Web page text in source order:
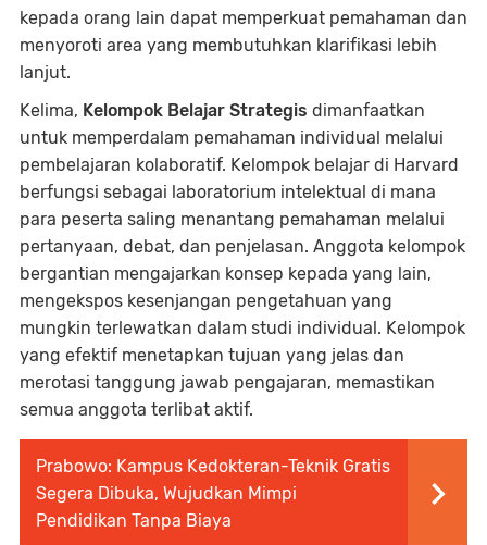
kepada orang lain dapat memperkuat pemahaman dan
menyoroti area yang membutuhkan klarifikasi lebih
lanjut.
Kelima, Kelompok Belajar Strategis dimanfaatkan
untuk memperdalam pemahaman individual melalui
pembelajaran kolaboratif. Kelompok belajar di Harvard
berfungsi sebagai laboratorium intelektual di mana
para peserta saling menantang pemahaman melalui
pertanyaan, debat, dan penjelasan. Anggota kelompok
bergantian mengajarkan konsep kepada yang lain,
mengekspos kesenjangan pengetahuan yang
mungkin terlewatkan dalam studi individual. Kelompok
yang efektif menetapkan tujuan yang jelas dan
merotasi tanggung jawab pengajaran, memastikan
semua anggota terlibat aktif.
Prabowo: Kampus Kedokteran-Teknik Gratis
Segera Dibuka, Wujudkan Mimpi
Pendidikan Tanpa Biaya